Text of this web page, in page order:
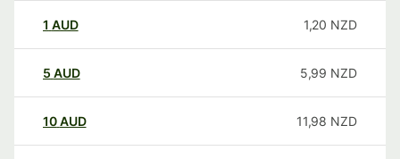
1 AUD 1,20 NZD
5 AUD 5,99 NZD
10AUD 11,98 NZD